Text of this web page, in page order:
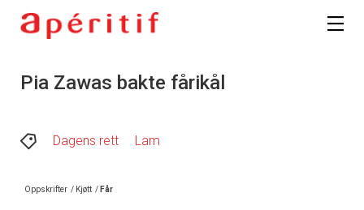
Registrer deg
Pia Zawas bakte fårikål
Dagens rett Lam
Oppskrifter / Kjøtt / Får